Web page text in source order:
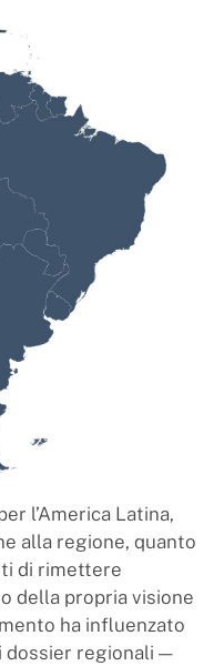
l’America Latina,
alla regione, quanto
di rimettere
della propria visione
ha influenzato
dossier regionali —